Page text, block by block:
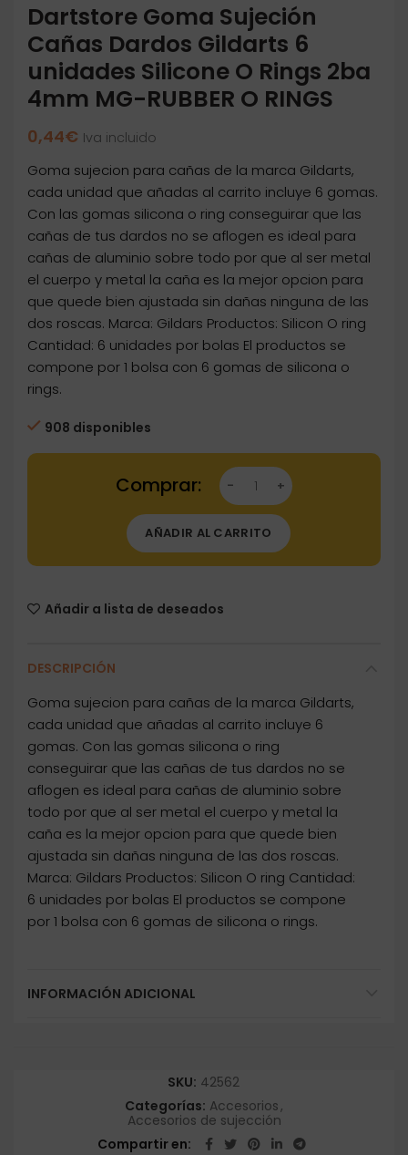
Dartstore Goma Sujeción
Cañas Dardos Gildarts 6
unidades Silicone O Rings 2ba
4mm MG-RUBBER O RINGS
0,44€ Iva incluido
Goma sujecion para cañas de la marca Gildarts,
cada unidad que añadas al carrito incluye 6 gomas.
Con las gomas silicona o ring conseguirar que las
cañas de tus dardos no se aflogen es ideal para
cañas de aluminio sobre todo por que al ser metal
el cuerpo y metal la caña es la mejor opcion para
que quede bien ajustada sin dañas ninguna de las
dos roscas. Marca: Gildars Productos: Silicon O ring
Cantidad: 6 unidades por bolas El productos se
compone por 1 bolsa con 6 gomas de silicona o
rings.
908 disponibles
Dartstore Goma Sujeción Cañas Dardos
AÑADIR AL CARRITO
Añadir a lista de deseados
DESCRIPCIÓN
Goma sujecion para cañas de la marca Gildarts,
cada unidad que añadas al carrito incluye 6
gomas. Con las gomas silicona o ring
conseguirar que las cañas de tus dardos no se
aflogen es ideal para cañas de aluminio sobre
todo por que al ser metal el cuerpo y metal la
caña es la mejor opcion para que quede bien
ajustada sin dañas ninguna de las dos roscas.
Marca: Gildars Productos: Silicon O ring Cantidad:
6 unidades por bolas El productos se compone
por 1 bolsa con 6 gomas de silicona o rings.
INFORMACIÓN ADICIONAL
SKU: 42562
Categorías: Accesorios,
Accesorios de sujección
Compartir en